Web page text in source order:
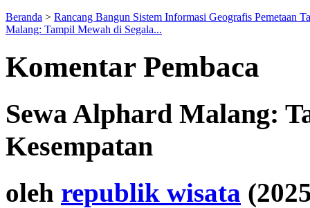
Beranda > Rancang Bangun Sistem Informasi Geografis Pemetaan
Malang: Tampil Mewah di Segala...
Komentar Pembaca
Sewa Alphard Malang:
Kesempatan
oleh republik wisata